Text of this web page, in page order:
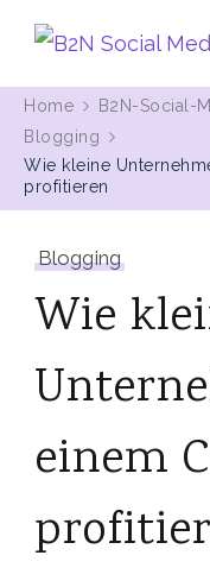
B2N
Home B2N-Social-
Blogging
Wie kleine
profitieren
Blogging
Wie
einem